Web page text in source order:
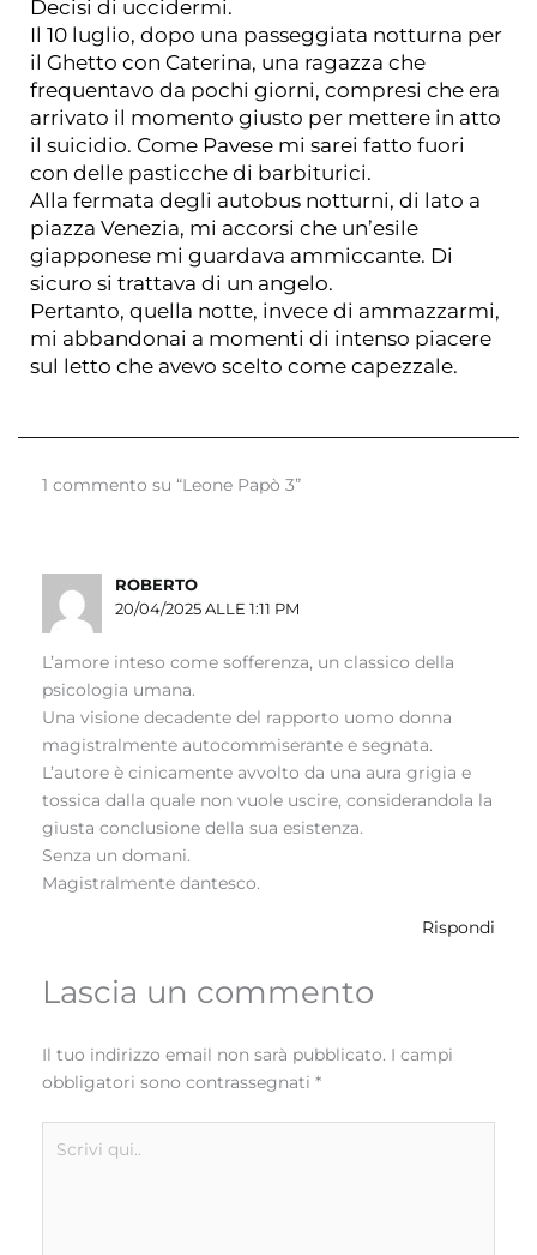
Decisi di uccidermi.
Il 10 luglio, dopo una passeggiata notturna per
il Ghetto con Caterina, una ragazza che
frequentavo da pochi giorni, compresi che era
arrivato il momento giusto per mettere in atto
il suicidio. Come Pavese mi sarei fatto fuori
con delle pasticche di barbiturici.
Alla fermata degli autobus notturni, di lato a
piazza Venezia, mi accorsi che un’esile
giapponese mi guardava ammiccante. Di
sicuro si trattava di un angelo.
Pertanto, quella notte, invece di ammazzarmi,
mi abbandonai a momenti di intenso piacere
sul letto che avevo scelto come capezzale.
1 commento su “Leone Papò 3”
ROBERTO
20/04/2025 ALLE 1:11 PM
L’amore inteso come sofferenza, un classico della
psicologia umana.
Una visione decadente del rapporto uomo donna
magistralmente autocommiserante e segnata.
L’autore è cinicamente avvolto da una aura grigia e
tossica dalla quale non vuole uscire, considerandola la
giusta conclusione della sua esistenza.
Senza un domani.
Magistralmente dantesco.
Rispondi
Lascia un commento
Il tuo indirizzo email non sarà pubblicato. I campi
obbligatori sono contrassegnati *
qui..